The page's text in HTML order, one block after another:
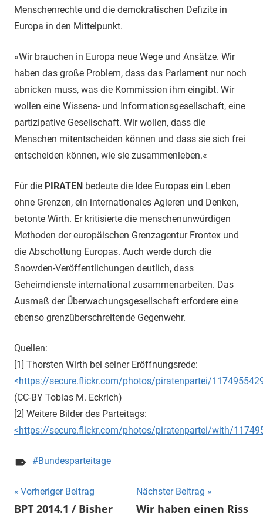
Menschenrechte und die demokratischen Defizite in
Europa in den Mittelpunkt.
»Wir brauchen in Europa neue Wege und Ansätze. Wir
haben das große Problem, dass das Parlament nur noch
abnicken muss, was die Kommission ihm eingibt. Wir
wollen eine Wissens- und Informationsgesellschaft, eine
partizipative Gesellschaft. Wir wollen, dass die
Menschen mitentscheiden können und dass sie sich frei
entscheiden können, wie sie zusammenleben.«
Für die PIRATEN bedeute die Idee Europas ein Leben
ohne Grenzen, ein internationales Agieren und Denken,
betonte Wirth. Er kritisierte die menschenunwürdigen
Methoden der europäischen Grenzagentur Frontex und
die Abschottung Europas. Auch werde durch die
Snowden-Veröffentlichungen deutlich, dass
Geheimdienste international zusammenarbeiten. Das
Ausmaß der Überwachungsgesellschaft erfordere eine
ebenso grenzüberschreitende Gegenwehr.
Quellen:
[1] Thorsten Wirth bei seiner Eröffnungsrede:
<https://secure.flickr.com/photos/piratenpartei/
(CC-BY Tobias M. Eckrich)
[2] Weitere Bilder des Parteitags:
<https://secure.flickr.com/photos/piratenpartei/with/
Bundesparteitage
Beitragsnavigation
Vorheriger Beitrag
BPT 2014.1 / Bisher
Nächster Beitrag
Wir haben einen Riss